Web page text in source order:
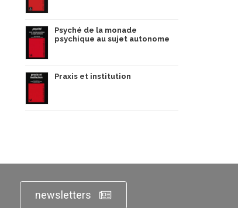
Psyché de la monade
psychique au sujet autonome
Praxis et institution
newsletters